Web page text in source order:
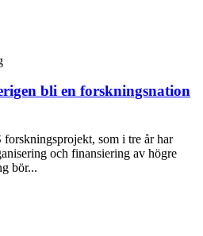
bli en forskningsnation
som i tre år har
och finansiering av högre
bör...